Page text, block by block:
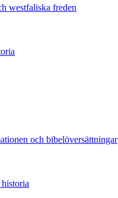
westfaliska freden
och bibelöversättningar